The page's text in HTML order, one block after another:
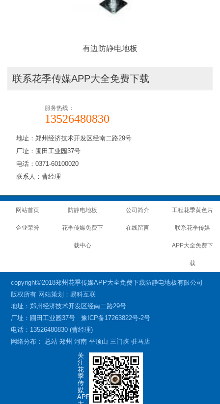
有边防静电地板
联系花季传媒APP大全免费下载
服务热线：
13526480830
地址：郑州经济技术开发区经南二路29号
厂址：圃田工业园37号
电话：0371-60100020
联系人：曹经理
网站首页 防静电地板 公司简介 工程花季黄色片
企业荣誉 花季传媒免费下
载中心
在线留言 联系花季传媒
APP大全免费下
载
copyright©2018郑州花季传媒APP大全免费下载防静电地板有限公司
版权所有 网站策划：易科互联
地址：郑州经济技术开发区经南二路29号
厂址：圃田工业园37号豫ICP备17263822号-2号
电话：13526480830 (曹经理)
网络分布：总站 郑州 河南 平顶山 三门峡 驻马店
关
注
花
季
传
媒
APP